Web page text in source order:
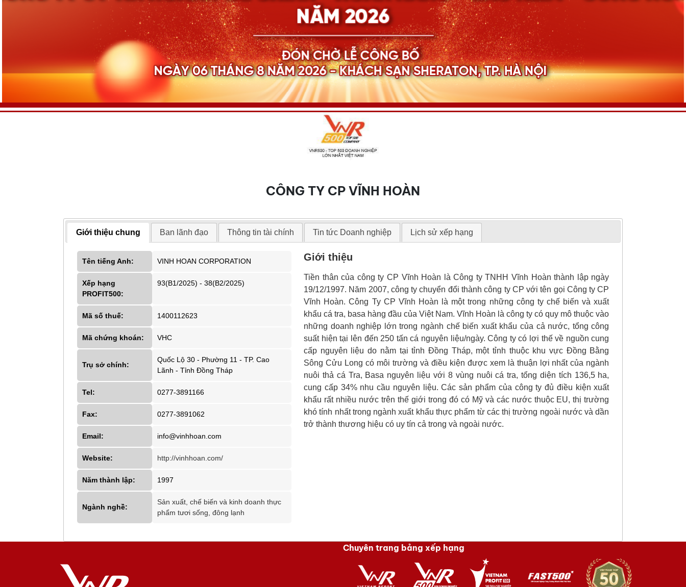
CÔNG TY CP VĨNH HOÀN
Giới thiệu chung Ban lãnh đạo Thông tin tài chính Tin tức Doanh nghiệp Lịch sử xếp hạng
Tên tiếng Anh: VINH HOAN CORPORATION
Xếp hạng
PROFIT500:
93(B1/2025) - 38(B2/2025)
Mã số thuế: 1400112623
Mã chứng khoán: VHC
Trụ sở chính:
Quốc Lộ 30 - Phường 11 - TP. Cao
Lãnh - Tỉnh Đồng Tháp
Tel: 0277-3891166
Fax: 0277-3891062
Email: info@vinhhoan.com
Website: http://vinhhoan.com/
Năm thành lập: 1997
Ngành nghề:
Sản xuất, chế biến và kinh doanh thực
phẩm tươi sống, đông lạnh
Giới thiệu
Tiền thân của công ty CP Vĩnh Hoàn là Công ty TNHH Vĩnh Hoàn thành lập ngày
19/12/1997. Năm 2007, công ty chuyển đổi thành công ty CP với tên gọi Công ty CP
Vĩnh Hoàn. Công Ty CP Vĩnh Hoàn là một trong những công ty chế biến và xuất
khẩu cá tra, basa hàng đầu của Việt Nam. Vĩnh Hoàn là công ty có quy mô thuộc vào
những doanh nghiệp lớn trong ngành chế biến xuất khẩu của cả nước, tổng công
suất hiện tại lên đến 250 tấn cá nguyên liệu/ngày. Công ty có lợi thế về nguồn cung
cấp nguyên liệu do nằm tại tỉnh Đồng Tháp, một tỉnh thuộc khu vực Đồng Bằng
Sông Cửu Long có môi trường và điều kiện được xem là thuận lợi nhất của ngành
nuôi thả cá Tra, Basa nguyên liệu với 8 vùng nuôi cá tra, tổng diện tích 136,5 ha,
cung cấp 34% nhu cầu nguyên liệu. Các sản phẩm của công ty đủ điều kiện xuất
khẩu rất nhiều nước trên thế giới trong đó có Mỹ và các nước thuộc EU, thị trường
khó tính nhất trong ngành xuất khẩu thực phẩm từ các thị trường ngoài nước và dần
trở thành thương hiệu có uy tín cả trong và ngoài nước.
Chuyên trang bảng xếp hạng